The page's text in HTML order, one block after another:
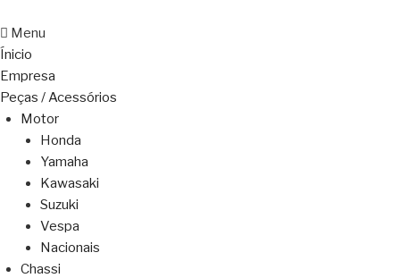
Menu
Ínicio
Empresa
Peças / Acessórios
Motor
Honda
Yamaha
Kawasaki
Suzuki
Vespa
Nacionais
Chassi